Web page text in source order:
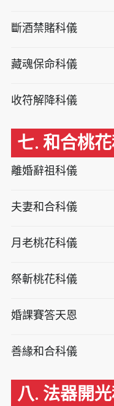
斷酒禁賭科儀
藏魂保命科儀
收符解降科儀
七. 和合桃
離婚辭祖科儀
夫妻和合科儀
月老桃花科儀
祭斬桃花科儀
婚課賽答天恩
善緣和合科儀
八. 法器開